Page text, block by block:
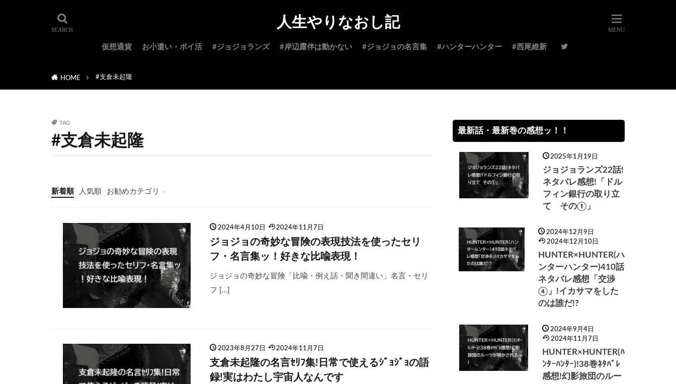
人生やりなおし記
仮想通貨 お小遣い・ポイ活 #ジョジョランズ #岸辺露伴は動かない #ジョジョの名言集 #ハンターハンター #西尾維新
HOME #支倉未起隆
TAG
#支倉未起隆
新着順 人気順 お勧めカテゴリ
#ジョジョ特集
#ジョジョのキャラクター紹介
#ジョジョランキング
#ジョジョアニメ
#ジョジョランズ
#岸辺露伴は動かない
#ジョジョ小説
2024年4月10日 2024年11月7日
ジョジョの奇妙な冒険の表現技法を使ったセリ
フ・名言集ッ！好きな比喩表現！
ジョジョの奇妙な冒険「比喩・例え話・聞き間違い」名言・セリ
フ […]
2023年8月27日 2024年11月7日
支倉未起隆の名言ｾﾘﾌ集!日常で使えるｼﾞｮｼﾞｮの語
録!実はわたし宇宙人なんです
最新話・最新巻の感想ッ！！
2025年1月19日
ジョジョランズ22話!
ネタバレ感想!「ドル
フィン銀行の取り立
て その①」
2024年12月9日
2024年12月10日
HUNTER×HUNTER(ハ
ンターハンター)410話
ネタバレ感想「交渉
④」!イカサマをした
のは誰だ!?
2024年9月4日
2024年11月7日
HUNTER×HUNTER(ﾊ
ﾝﾀｰﾊﾝﾀｰ)!38巻ﾈﾀﾊﾞﾚ
感想!幻影旅団のルー